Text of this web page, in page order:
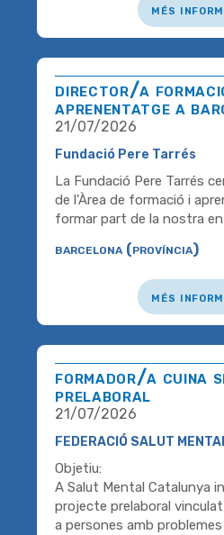
més
director/a
aprenentatge a
21/07/2026
Fundació Pere Tarrés
La Fundació Pere Tarrés
de l'Àrea de formació i
formar part de la nostra
barcelona (província)
més
formador/a cuina
prelaboral
21/07/2026
FEDERACIÓ SALUT
Objetiu:
A Salut Mental Catalunya
projecte prelaboral
a persones amb